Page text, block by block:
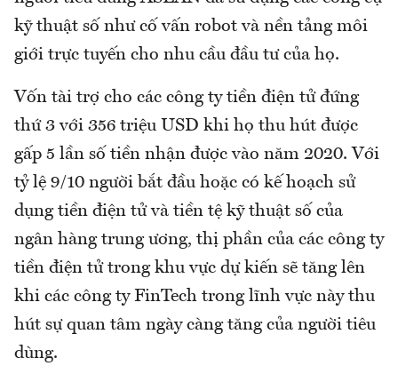
kỹ thuật số như cố vấn robot và nền tảng môi
giới trực tuyến cho nhu cầu đầu tư của họ.
Vốn tài trợ cho các công ty tiền điện tử đứng
thứ 3 với 356 triệu USD khi họ thu hút được
gấp 5 lần số tiền nhận được vào năm 2020. Với
tỷ lệ 9/10 người bắt đầu hoặc có kế hoạch sử
dụng tiền điện tử và tiền tệ kỹ thuật số của
ngân hàng trung ương, thị phần của các công ty
tiền điện tử trong khu vực dự kiến sẽ tăng lên
khi các công ty FinTech trong lĩnh vực này thu
hút sự quan tâm ngày càng tăng của người tiêu
dùng.